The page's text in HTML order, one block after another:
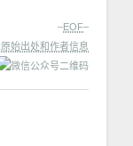
–EOF–
始出处和作者信息